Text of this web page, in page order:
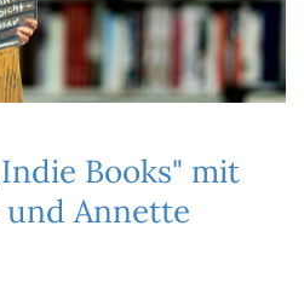
Books" mit
und Annette